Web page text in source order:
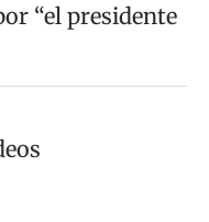
“el presidente